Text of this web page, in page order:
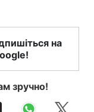
на
зручно!